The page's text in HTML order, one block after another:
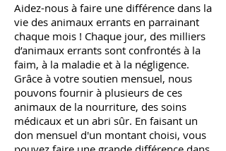
Aidez-nous à faire une différence dans la
vie des animaux errants en parrainant
chaque mois ! Chaque jour, des milliers
d’animaux errants sont confrontés à la
faim, à la maladie et à la négligence.
Grâce à votre soutien mensuel, nous
pouvons fournir à plusieurs de ces
animaux de la nourriture, des soins
médicaux et un abri sûr. En faisant un
don mensuel d'un montant choisi, vous